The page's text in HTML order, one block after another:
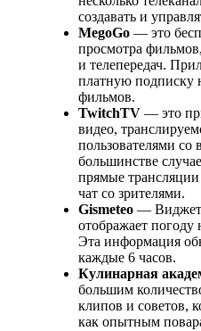
создавать и
MegoGo — это
просмотра
и телепередач.
платную подписку
фильмов.
TwitchTV — это
видео,
пользователями со
большинстве
прямые
чат со зрителями.
Gismeteo —
отображает
Эта информация
каждые 6 часов.
Кулинарная
большим
клипов и советов,
как опытным